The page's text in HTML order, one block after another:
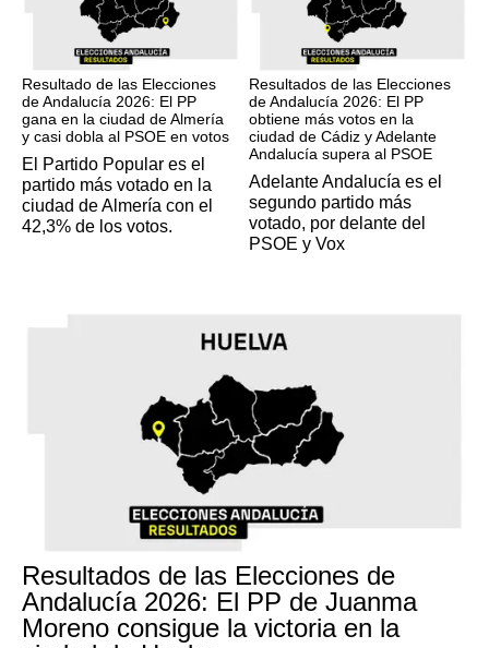
Resultado de las Elecciones
de Andalucía 2026: El PP
gana en la ciudad de Almería
y casi dobla al PSOE en votos
El Partido Popular es el
partido más votado en la
ciudad de Almería con el
42,3% de los votos.
Resultados de las Elecciones
de Andalucía 2026: El PP
obtiene más votos en la
ciudad de Cádiz y Adelante
Andalucía supera al PSOE
Adelante Andalucía es el
segundo partido más
votado, por delante del
PSOE y Vox
Resultados de las Elecciones de
Andalucía 2026: El PP de Juanma
Moreno consigue la victoria en la